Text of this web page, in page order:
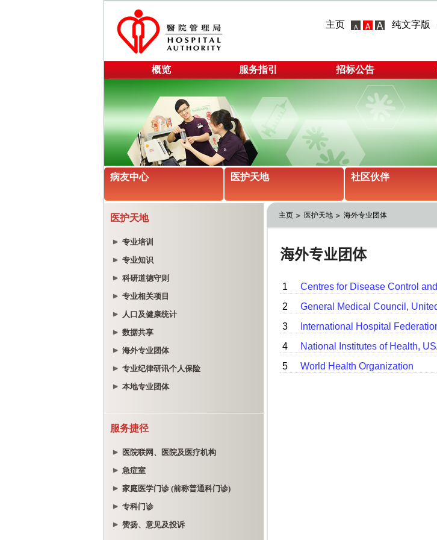
主页 纯文字版
概览 服务指引 招标公告
病友中心 医护天地 社区伙伴
医护天地
专业培训
专业知识
科研道德守则
专业相关项目
人口及健康统计
数据共享
海外专业团体
专业纪律研讯个人保险
本地专业团体
服务捷径
医院联网、医院及医疗机构
急症室
家庭医学门诊 (前称普通科门诊)
专科门诊
赞扬、意见及投诉
主页 医护天地 海外专业团体